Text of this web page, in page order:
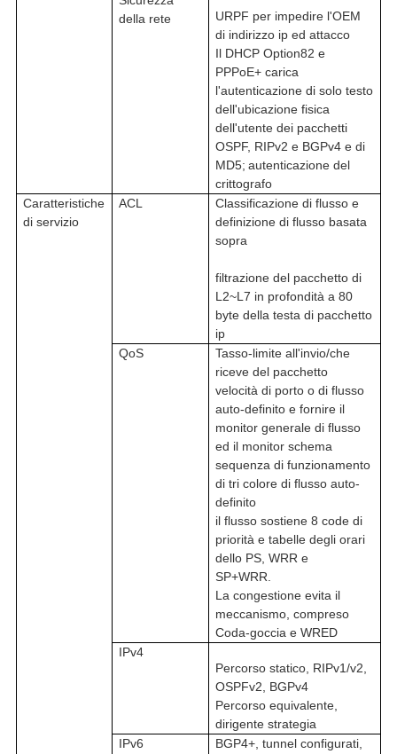
della rete
URPF per impedire l'OEM
di indirizzo ip ed attacco
Il DHCP Option82 e
PPPoE+ carica
l'autenticazione di solo testo
dell'ubicazione fisica
dell'utente dei pacchetti
OSPF, RIPv2 e BGPv4 e di
MD5; autenticazione del
crittografo
Caratteristiche
di servizio
ACL
Classificazione di flusso e
definizione di flusso basata
sopra
filtrazione del pacchetto di
L2~L7 in profondità a 80
byte della testa di pacchetto
ip
QoS
Tasso-limite all'invio/che
riceve del pacchetto
velocità di porto o di flusso
auto-definito e fornire il
monitor generale di flusso
ed il monitor schema
sequenza di funzionamento
di tri colore di flusso auto-
definito
il flusso sostiene 8 code di
priorità e tabelle degli orari
dello PS, WRR e
SP+WRR.
La congestione evita il
meccanismo, compreso
Coda-goccia e WRED
IPv4
Percorso statico, RIPv1/v2,
OSPFv2, BGPv4
Percorso equivalente,
dirigente strategia
IPv6
BGP4+, tunnel configurati,